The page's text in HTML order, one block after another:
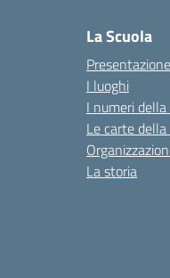
La Scuola
Presentazione
I luoghi
I numeri
Le carte
La storia